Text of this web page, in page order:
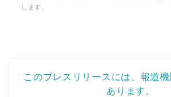
します。
このプレスリリースには、報道
あります。